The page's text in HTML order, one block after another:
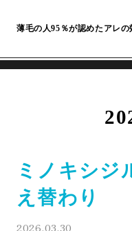
薄毛の人95％が認めたアレの
ミノキシジ
え替わり
2026.03.30